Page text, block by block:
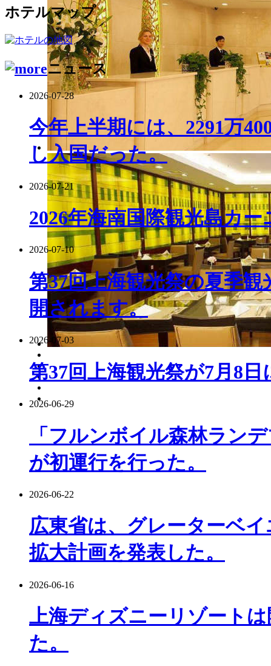
ホテルマップ
ニュース
2026-07-28
今年上半期には、2291万
し入国だった。
2026-07-21
2026年海南国際観光島カ
2026-07-10
第37回上海観光祭の夏季
開されます。
2026-07-03
第37回上海観光祭が7月8日
2026-06-29
「フルンボイル森林ラン
が初運行を行った。
2026-06-22
広東省は、グレーターベ
拡大計画を発表した。
2026-06-16
上海ディズニーリゾート
た。